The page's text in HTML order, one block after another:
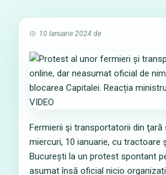
10 Ianuarie 2024 de
Fermierii şi transportatorii din ţară
miercuri, 10 ianuarie, cu tractoare
București la un protest spontant
asumat însă oficial nicio